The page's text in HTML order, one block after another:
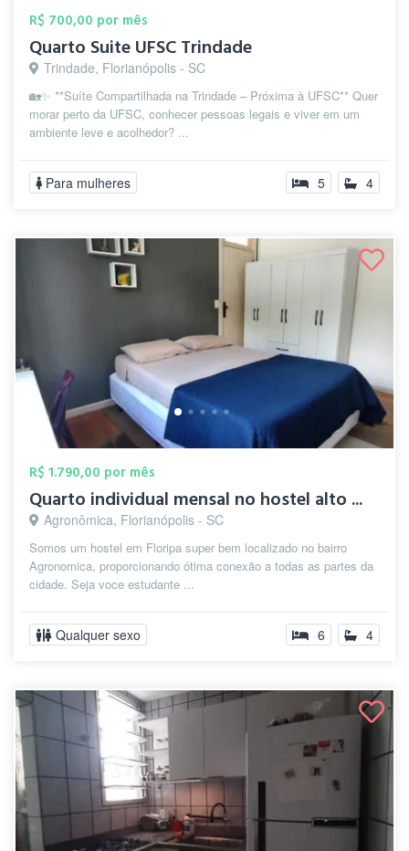
R$ 700,00 por mês
Quarto Suite UFSC Trindade
Trindade, Florianópolis - SC
🏡✨ **Suíte Compartilhada na Trindade – Próxima à UFSC** Quer
morar perto da UFSC, conhecer pessoas legais e viver em um
ambiente leve e acolhedor? ...
Para mulheres 5 4
R$ 1.790,00 por mês
Quarto individual mensal no hostel alto ...
Agronômica, Florianópolis - SC
Somos um hostel em Floripa super bem localizado no bairro
Agronomica, proporcionando ótima conexão a todas as partes da
cidade. Seja voce estudante ...
Qualquer sexo 6 4